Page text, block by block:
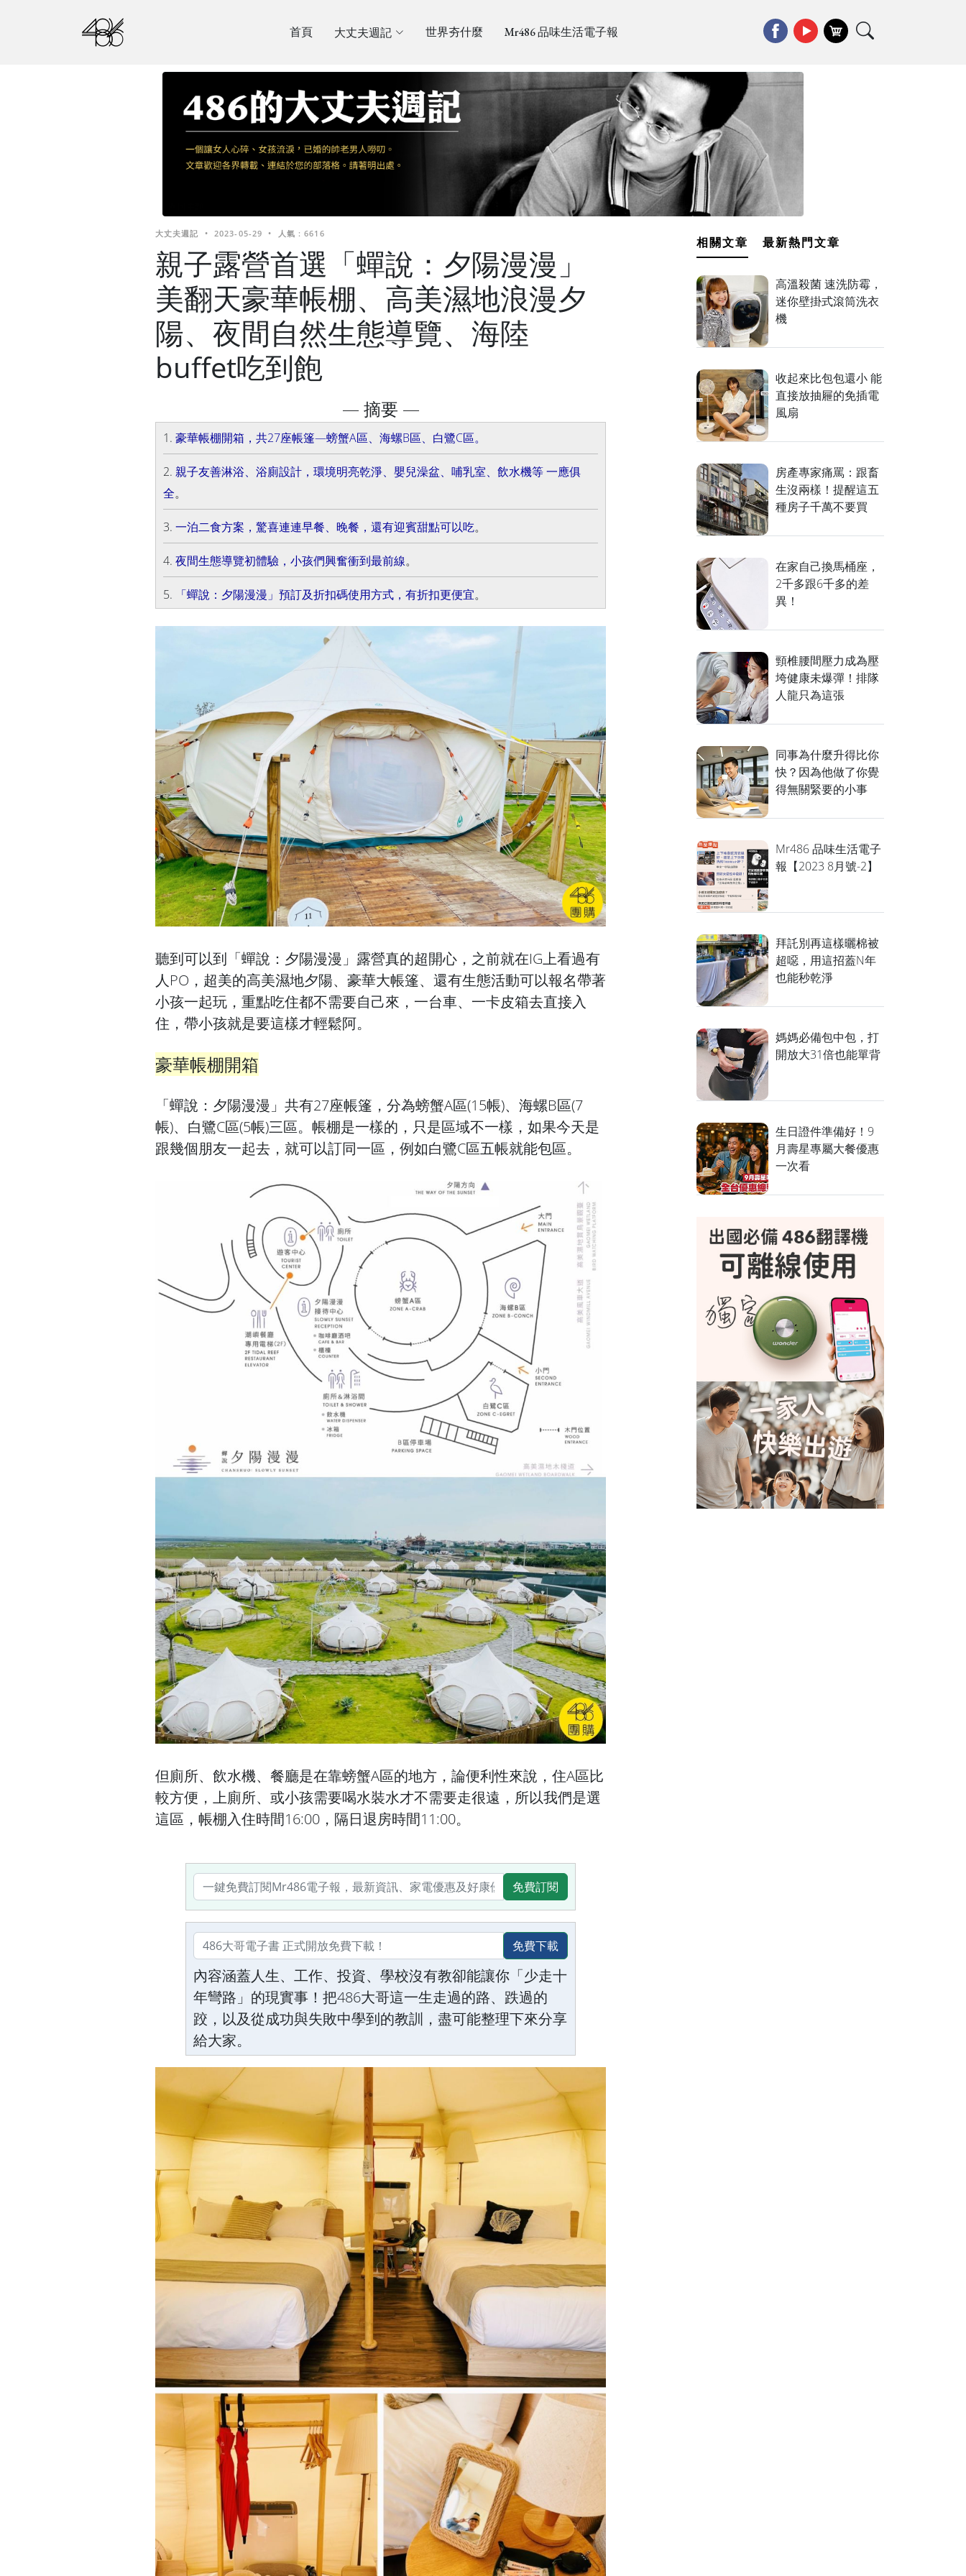
首頁 大丈夫週記 世界夯什麼 Mr486 品味生活電子報
大丈夫週記 • 2023-05-29 • 人氣 : 6616
親子露營首選「蟬說：夕陽漫漫」
美翻天豪華帳棚、高美濕地浪漫夕
陽、夜間自然生態導覽、海陸
buffet吃到飽
— 摘要 —
1. 豪華帳棚開箱，共27座帳篷—螃蟹A區、海螺B區、白鷺C區。
2. 親子友善淋浴、浴廁設計，環境明亮乾淨、嬰兒澡盆、哺乳室、飲水機等 一應俱
全。
3. 一泊二食方案，驚喜連連早餐、晚餐，還有迎賓甜點可以吃。
4. 夜間生態導覽初體驗，小孩們興奮衝到最前線。
5. 「蟬說：夕陽漫漫」預訂及折扣碼使用方式，有折扣更便宜。
聽到可以到「蟬說：夕陽漫漫」露營真的超開心，之前就在IG上看過有
人PO， 超美的高美濕地夕陽、豪華大帳篷、還有生態活動可以報名帶著
小孩一起玩，重點吃住都不需要自己來，一台車、一卡皮箱去直接入
住，帶小孩就是要這樣才輕鬆阿。
豪華帳棚開箱
「蟬說：夕陽漫漫」共有27座帳篷，分為螃蟹A區(15帳)、海螺B區(7
帳)、白鷺C區(5帳)三區。帳棚是一樣的，只是區域不一樣，如果今天是
跟幾個朋友一起去，就可以訂同一區，例如白鷺C區五帳就能包區。
但廁所、飲水機、餐廳是在靠螃蟹A區的地方，論便利性來說，住A區比
較方便，上廁所、或小孩需要喝水裝水才不需要走很遠，所以我們是選
這區，帳棚入住時間16:00，隔日退房時間11:00。
免費訂閱
免費下載
內容涵蓋人生、工作、投資、學校沒有教卻能讓你「少走十
年彎路」的現實事！把486大哥這一生走過的路、跌過的
跤，以及從成功與失敗中學到的教訓，盡可能整理下來分享
給大家。
相關文章 最新熱門文章
高溫殺菌 速洗防霉，
迷你壁掛式滾筒洗衣
機
收起來比包包還小 能
直接放抽屜的免插電
風扇
房產專家痛罵：跟畜
生沒兩樣！提醒這五
種房子千萬不要買
在家自己換馬桶座，
2千多跟6千多的差
異！
頸椎腰間壓力成為壓
垮健康未爆彈！排隊
人龍只為這張
同事為什麼升得比你
快？因為他做了你覺
得無關緊要的小事
Mr486 品味生活電子
報【2023 8月號-2】
拜託別再這樣曬棉被
超噁，用這招蓋N年
也能秒乾淨
媽媽必備包中包，打
開放大31倍也能單背
生日證件準備好！9
月壽星專屬大餐優惠
一次看